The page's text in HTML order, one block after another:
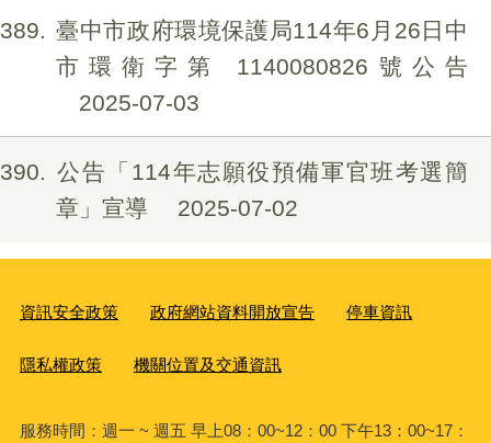
389
臺中市政府環境保護局114年6月26日中
市環衛字第 1140080826號公告
2025-07-03
390
公告「114年志願役預備軍官班考選簡
章」宣導
2025-07-02
資訊安全政策 政府網站資料開放宣告 停車資訊
隱私權政策 機關位置及交通資訊
服務時間：週一 ~ 週五 早上08：00~12：00 下午13：00~17：